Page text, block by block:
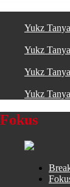
Yukz
Yukz
Yukz
Yukz
Fokus